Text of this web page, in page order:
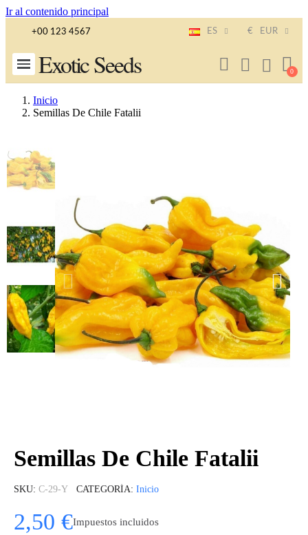
Ir al contenido principal
+00 123 4567 ES € EUR
Exotic Seeds
Inicio
Semillas De Chile Fatalii
Semillas De Chile Fatalii
SKU C-29-Y CATEGORÍA Inicio
2,50 €Impuestos incluidos